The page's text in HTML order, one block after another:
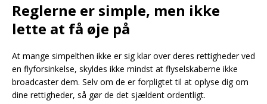
Reglerne er simple, men ikke
lette at få øje på
At mange simpelthen ikke er sig klar over deres rettigheder ved
en flyforsinkelse, skyldes ikke mindst at flyselskaberne ikke
broadcaster dem. Selv om de er forpligtet til at oplyse dig om
dine rettigheder, så gør de det sjældent ordentligt.